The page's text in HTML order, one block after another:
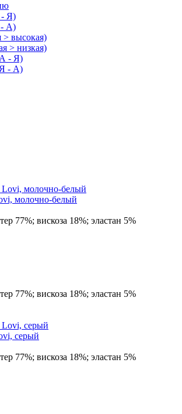
- Я)
- А)
> высокая)
> низкая)
- Я)
- А)
молочно-белый
77%; вискоза 18%; эластан 5%
77%; вискоза 18%; эластан 5%
серый
77%; вискоза 18%; эластан 5%